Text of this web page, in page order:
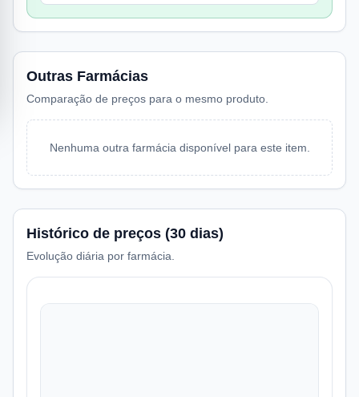
Outras Farmácias
Comparação de preços para o mesmo produto.
Nenhuma outra farmácia disponível para este item.
Histórico de preços (30 dias)
Evolução diária por farmácia.